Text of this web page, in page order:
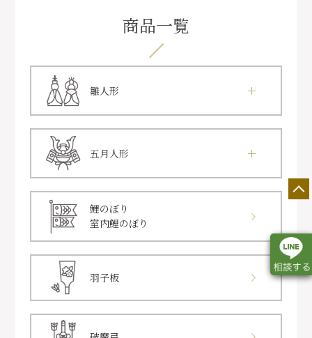
商品一覧
雛人形
五月人形
鯉のぼり
室内鯉のぼり
羽子板
店舗一覧 展示会情報 カタログ請求